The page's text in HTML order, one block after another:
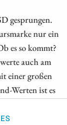
gesprungen.
nur ein
es so kommt?
auch am
einer großen
Werten ist es
Trends noch